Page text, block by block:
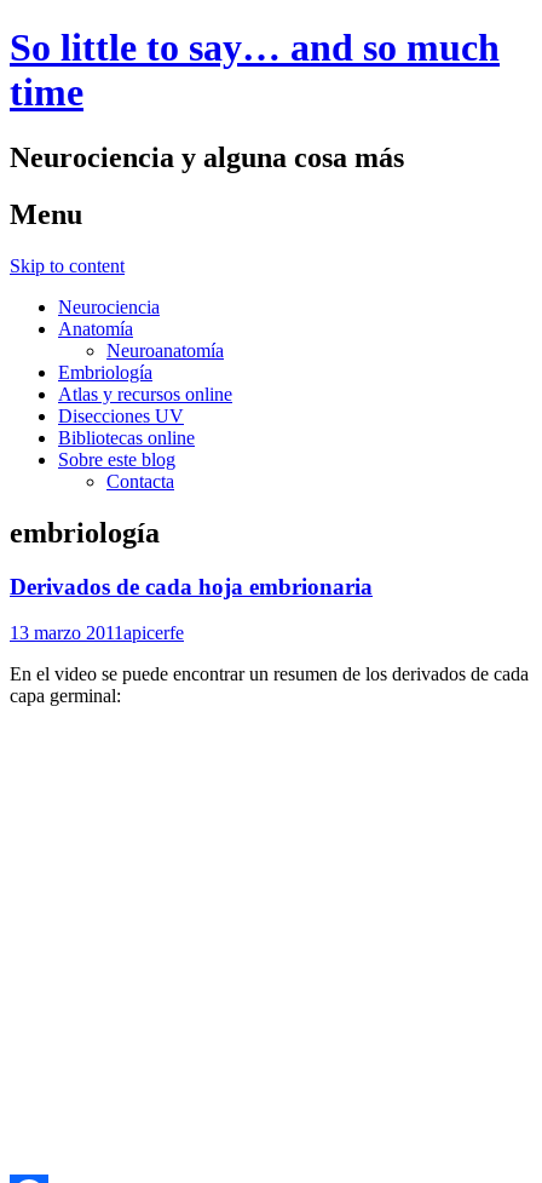
So little to say… and so much
time
Neurociencia y alguna cosa más
Menu
Skip to content
Neurociencia
Anatomía
Neuroanatomía
Embriología
Atlas y recursos online
Disecciones UV
Bibliotecas online
Sobre este blog
Contacta
embriología
Derivados de cada hoja embrionaria
13 marzo 2011apicerfe
En el video se puede encontrar un resumen de los derivados de cada
capa germinal: